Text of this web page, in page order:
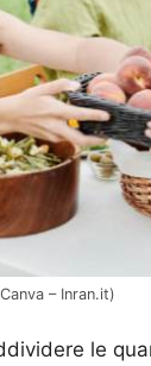
– Inran.it)
le